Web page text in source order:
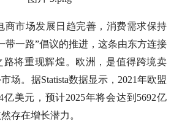
市场发展日趋完善，消费需求保持
带一路”倡议的推进，这条由东方连接
路将重现辉煌。欧洲，是值得跨境卖
场。据Statista数据显示，2021年欧盟
亿美元，预计2025年将会达到5692亿
存在增长潜力。